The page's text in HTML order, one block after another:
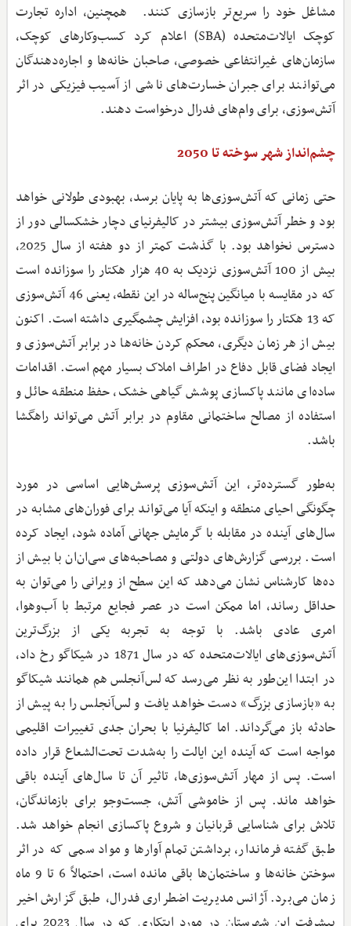
مشاغل خود را سریع‌تر بازسازی کنند. همچنین، اداره تجارت
کوچک ایالات‌متحده (SBA) اعلام کرد کسب‌وکارهای کوچک،
سازمان‌های غیرانتفاعی خصوصی، صاحبان خانه‌ها و اجاره‌دهندگان
می‌توانند برای جبران خسارت‌های ناشی از آسیب فیزیکی در اثر
آتش‌سوزی، برای وام‌های فدرال درخواست دهند.
چشم‌انداز شهر سوخته تا 2050
حتی زمانی که آتش‌سوزی‌ها به پایان برسد، بهبودی طولانی خواهد
بود و خطر آتش‌سوزی بیشتر در کالیفرنیای دچار خشکسالی دور از
دسترس نخواهد بود. با گذشت کمتر از دو هفته از سال 2025،
بیش از 100 آتش‌سوزی نزدیک به 40 هزار هکتار را سوزانده است
که در مقایسه با میانگین پنج‌ساله در این نقطه، یعنی 46 آتش‌سوزی
که 13 هکتار را سوزانده بود، افزایش چشمگیری داشته است. اکنون
بیش از هر زمان دیگری، محکم کردن خانه‌ها در برابر آتش‌سوزی و
ایجاد فضای قابل دفاع در اطراف املاک بسیار مهم است. اقدامات
ساده‌ای مانند پاکسازی پوشش گیاهی خشک، حفظ منطقه حائل و
استفاده از مصالح ساختمانی مقاوم در برابر آتش می‌تواند راهگشا
باشد.
به‌طور گسترده‌تر، این آتش‌سوزی پرسش‌هایی اساسی در مورد
چگونگی احیای منطقه و اینکه آیا می‌تواند برای فوران‌های مشابه در
سال‌های آینده در مقابله با گرمایش جهانی آماده شود، ایجاد کرده
است. بررسی گزارش‌های دولتی و مصاحبه‌های سی‌ان‌ان با بیش از
ده‌ها کارشناس نشان می‌دهد که این سطح از ویرانی را می‌توان به
حداقل رساند، اما ممکن است در عصر فجایع مرتبط با آب‌وهوا،
امری عادی باشد. با توجه به تجربه یکی از بزرگ‌ترین
آتش‌سوزی‌های ایالات‌متحده که در سال 1871 در شیکاگو رخ داد،
در ابتدا این‌طور به نظر می‌رسد که لس‌آنجلس هم همانند شیکاگو
به «بازسازی بزرگ» دست خواهد یافت و لس‌آنجلس را به پیش از
حادثه باز می‌گرداند. اما کالیفرنیا با بحران جدی تغییرات اقلیمی
مواجه است که آینده این ایالت را به‌شدت تحت‌الشعاع قرار داده
است. پس از مهار آتش‌سوزی‌ها، تاثیر آن تا سال‌های آینده باقی
خواهد ماند. پس از خاموشی آتش، جست‌وجو برای بازماندگان،
تلاش برای شناسایی قربانیان و شروع پاکسازی انجام خواهد شد.
طبق گفته فرماندار، برداشتن تمام آوارها و مواد سمی که در اثر
سوختن خانه‌ها و ساختمان‌ها باقی مانده است، احتمالاً 6 تا 9 ماه
زمان می‌برد. آژانس مدیریت اضطراری فدرال، طبق گزارش اخیر